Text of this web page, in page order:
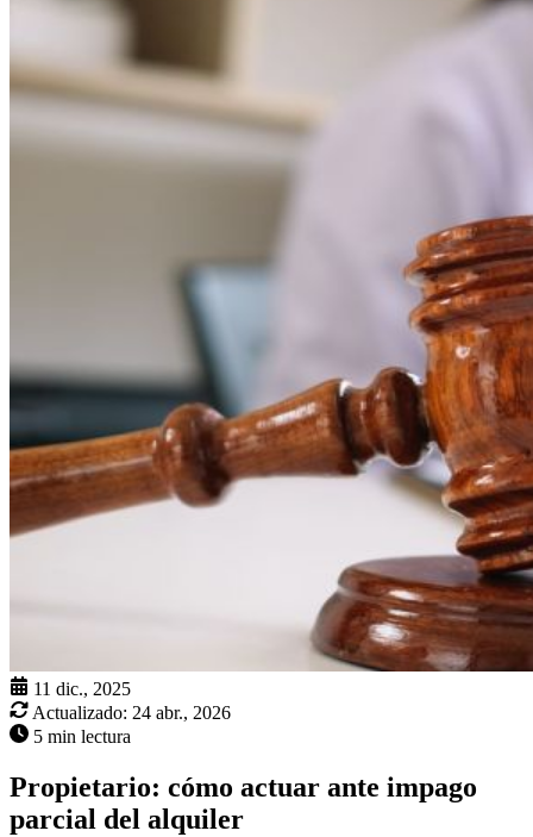
11 dic., 2025
Actualizado: 24 abr., 2026
5 min lectura
Propietario: cómo actuar ante impago
parcial del alquiler